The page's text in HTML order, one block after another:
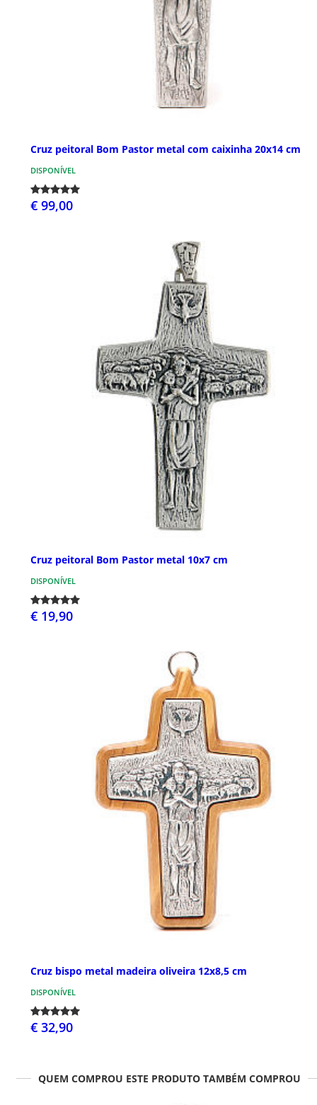
Cruz peitoral Bom Pastor metal com caixinha 20x14 cm
DISPONÍVEL
€ 99,00
Cruz peitoral Bom Pastor metal 10x7 cm
DISPONÍVEL
€ 19,90
Cruz bispo metal madeira oliveira 12x8,5 cm
DISPONÍVEL
€ 32,90
QUEM COMPROU ESTE PRODUTO TAMBÉM COMPROU